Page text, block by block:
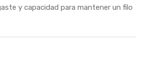
y capacidad para mantener un filo